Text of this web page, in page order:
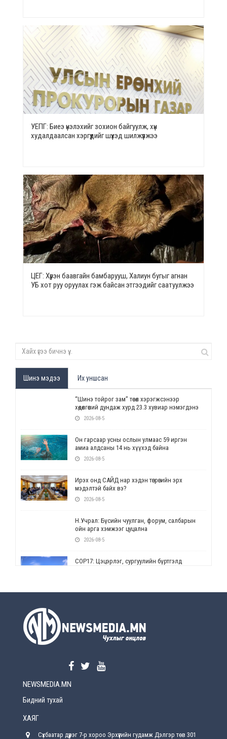
УЕПГ: Биеэ үнэлэхийг зохион байгуулж, хүн
худалдаалсан хэргүүдийг шүүхэд шилжүүлжээ
ЦЕГ: Хүрэн баавгайн бамбарууш, Халиун бугыг агнан
УБ хот руу оруулах гэж байсан этгээдийг саатуулжээ
Шинэ мэдээ Их уншсан
“Шинэ тойрог зам” төсөл хэрэгжсэнээр
хөдөлгөөний дундаж хурд 23.3 хувиар нэмэгдэнэ
2026-08-5
Он гарсаар усны ослын улмаас 59 иргэн
амиа алдсаны 14 нь хүүхэд байна
2026-08-5
Ирэх онд САЙД нар хэдэн төгрөгийн эрх
мэдэлтэй байх вэ?
2026-08-5
Н.Учрал: Бүсийн чуулган, форум, салбарын
ойн арга хэмжээг цуцална
2026-08-5
СОР17: Цэцэрлэг, сургуулийн бүртгэлд
2026-08-5
2026-08-5
хүрсэн өгөөжөөрөө ажлаа үнэлж, хэрэгжилтээ
NEWSMEDIA.MN
Бидний тухай
ХАЯГ
Сүхбаатар дүүрэг 7-р хороо Эрхүүгийн гудамж Дэлгэр төв 301